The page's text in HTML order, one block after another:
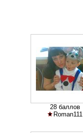
28 баллов
Roman111